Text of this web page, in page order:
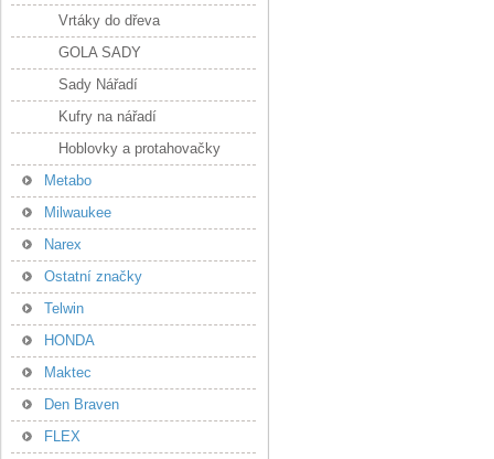
Vrtáky do dřeva
GOLA SADY
Sady Nářadí
Kufry na nářadí
Hoblovky a protahovačky
Metabo
Milwaukee
Narex
Ostatní značky
Telwin
HONDA
Maktec
Den Braven
FLEX